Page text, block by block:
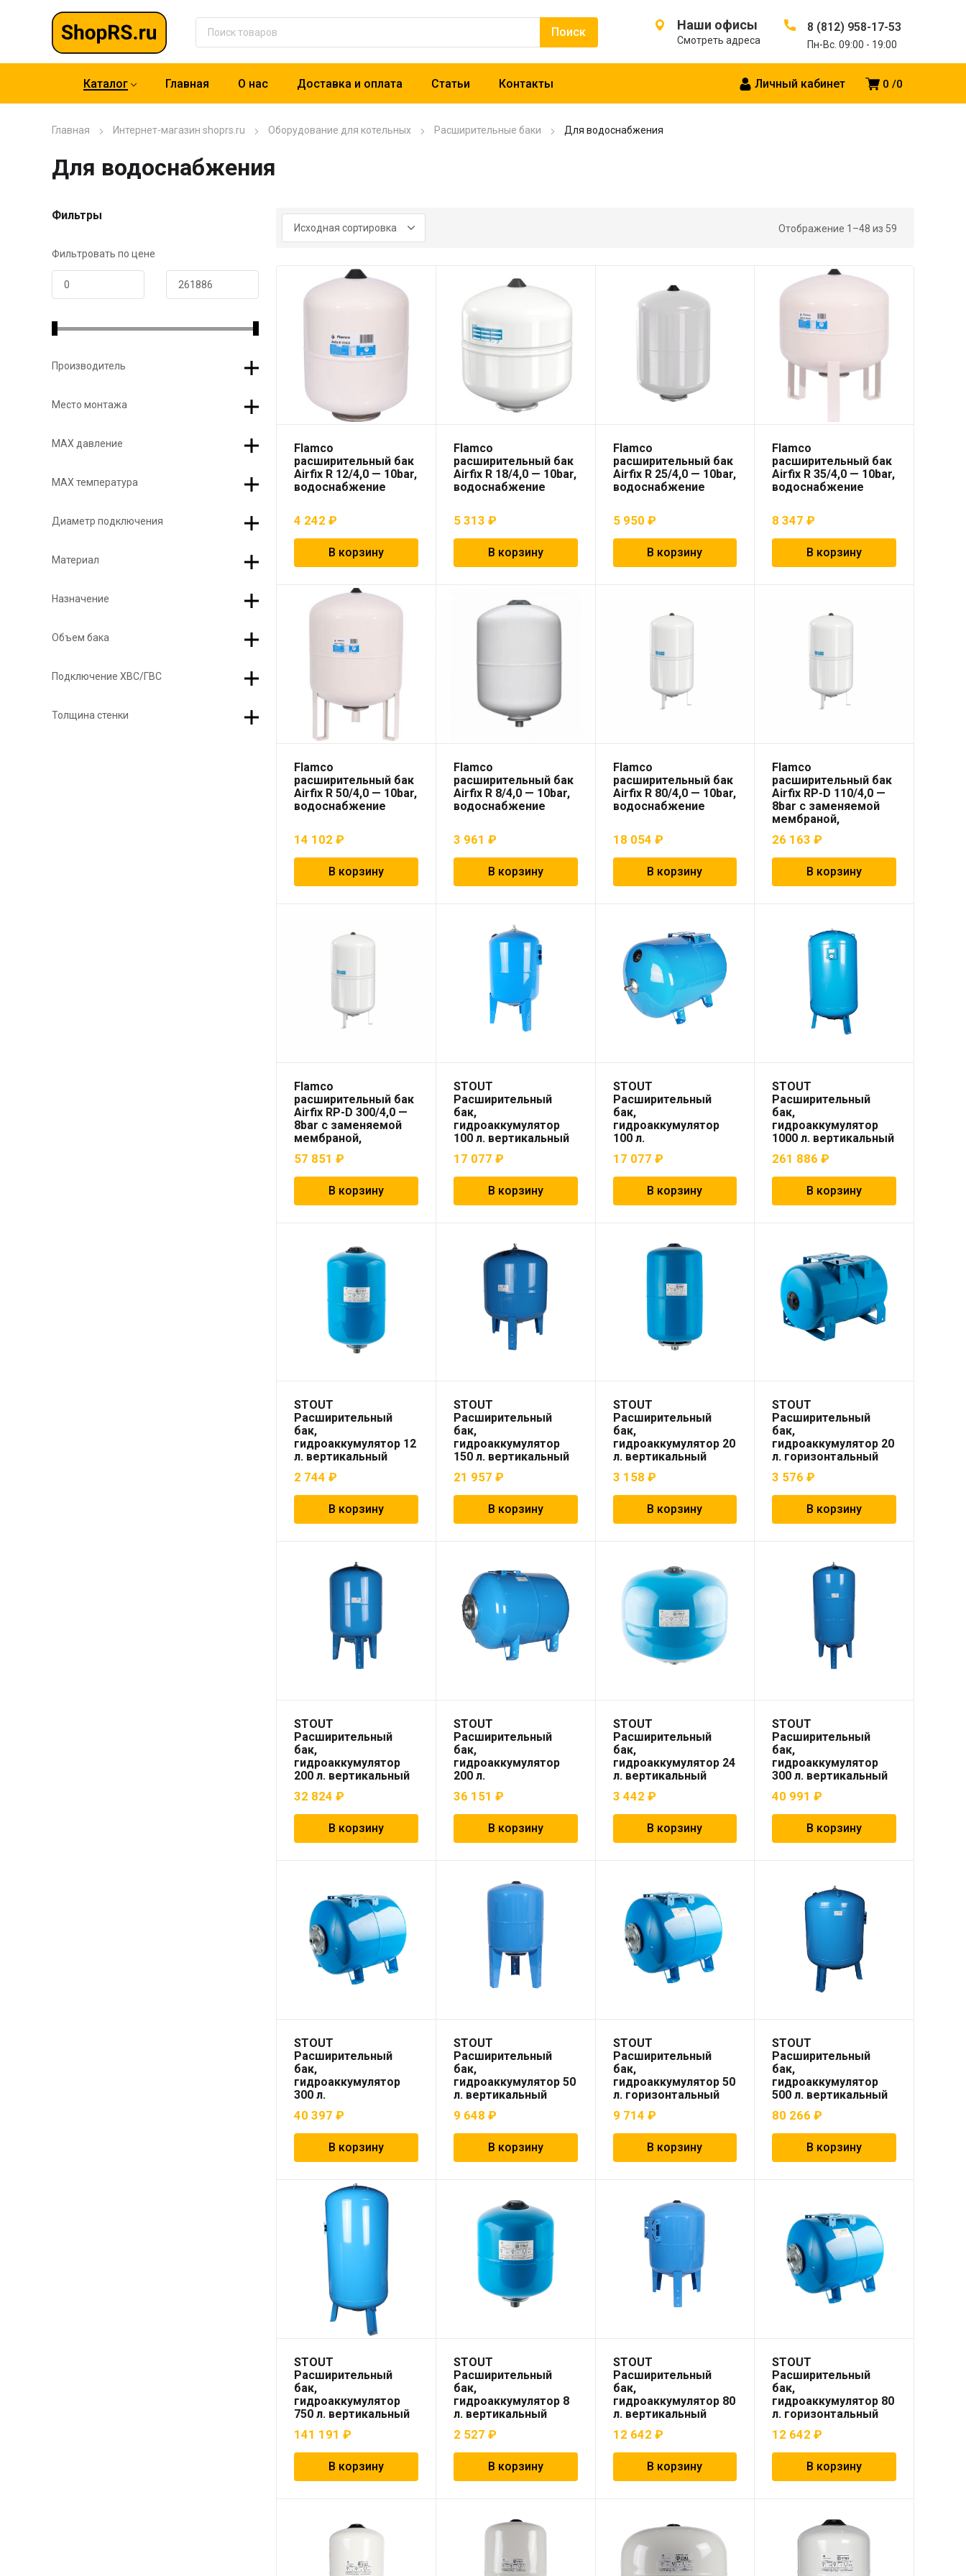
Наши офисы
Смотреть адреса
8 (812) 958-17-53
Пн-Вс. 09:00 - 19:00
0 0
Личный кабинет
Каталог Главная О нас Доставка и оплата Статьи Контакты
Главная Интернет-магазин shoprs.ru Оборудование для котельных Расширительные баки Для водоснабжения
Для водоснабжения
Фильтры
Фильтровать по цене
Производитель
Место монтажа
МАХ давление
МАХ температура
Диаметр подключения
Материал
Назначение
Объем бака
Подключение ХВС/ГВС
Толщина стенки
Отображение 1–48 из 59
Flamco
расширительный бак
Airfix R 12/4,0 — 10bar,
водоснабжение
4 242 ₽
В корзину
Flamco
расширительный бак
Airfix R 18/4,0 — 10bar,
водоснабжение
5 313 ₽
В корзину
Flamco
расширительный бак
Airfix R 25/4,0 — 10bar,
водоснабжение
5 950 ₽
В корзину
Flamco
расширительный бак
Airfix R 35/4,0 — 10bar,
водоснабжение
8 347₽
В корзину
Flamco
расширительный бак
Airfix R 50/4,0 — 10bar,
водоснабжение
14 102 ₽
В корзину
Flamco
расширительный бак
Airfix R 8/4,0 — 10bar,
водоснабжение
3 961 ₽
В корзину
Flamco
расширительный бак
Airfix R 80/4,0 — 10bar,
водоснабжение
18 054 ₽
В корзину
Flamco
расширительный бак
Airfix RP-D 110/4,0 —
8bar с заменяемой
мембраной,
26 163₽
В корзину
Flamco
расширительный бак
Airfix RP-D 300/4,0 —
8bar с заменяемой
мембраной,
57 851 ₽
В корзину
STOUT
Расширительный
бак,
гидроаккумулятор
100 л. вертикальный
17 077 ₽
В корзину
STOUT
Расширительный
бак,
гидроаккумулятор
100 л.
(цвет синий)
17 077 ₽
В корзину
STOUT
Расширительный
бак,
гидроаккумулятор
1000 л. вертикальный
261 886₽
В корзину
STOUT
Расширительный
бак,
гидроаккумулятор 12
л. вертикальный
(цвет синий)
2 744 ₽
В корзину
STOUT
Расширительный
бак,
гидроаккумулятор
150 л. вертикальный
(цвет синий)
21 957 ₽
В корзину
STOUT
Расширительный
бак,
гидроаккумулятор 20
л. вертикальный
(цвет синий)
3 158 ₽
В корзину
STOUT
Расширительный
бак,
гидроаккумулятор 20
л. горизонтальный
(цвет синий)
3 576₽
В корзину
STOUT
Расширительный
бак,
гидроаккумулятор
200 л. вертикальный
(цвет синий)
32 824 ₽
В корзину
STOUT
Расширительный
бак,
гидроаккумулятор
200 л.
горизонтальный
(цвет синий)
36 151 ₽
В корзину
STOUT
Расширительный
бак,
гидроаккумулятор 24
л. вертикальный
(цвет синий)
3 442 ₽
В корзину
STOUT
Расширительный
бак,
гидроаккумулятор
300 л. вертикальный
(цвет синий)
40 991₽
В корзину
STOUT
Расширительный
бак,
гидроаккумулятор
300 л.
(цвет синий)
40 397 ₽
В корзину
STOUT
Расширительный
бак,
гидроаккумулятор 50
л. вертикальный
9 648 ₽
В корзину
STOUT
Расширительный
бак,
гидроаккумулятор 50
л. горизонтальный
9 714 ₽
В корзину
STOUT
Расширительный
бак,
гидроаккумулятор
500 л. вертикальный
80 266₽
В корзину
STOUT
Расширительный
бак,
гидроаккумулятор
750 л. вертикальный
141 191 ₽
В корзину
STOUT
Расширительный
бак,
гидроаккумулятор 8
л. вертикальный
2 527 ₽
В корзину
STOUT
Расширительный
бак,
гидроаккумулятор 80
л. вертикальный
12 642 ₽
В корзину
STOUT
Расширительный
бак,
гидроаккумулятор 80
л. горизонтальный
12 642₽
В корзину